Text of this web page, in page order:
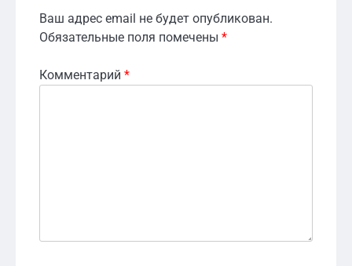
Ваш адрес email не будет опубликован.
Обязательные поля помечены *
Комментарий *